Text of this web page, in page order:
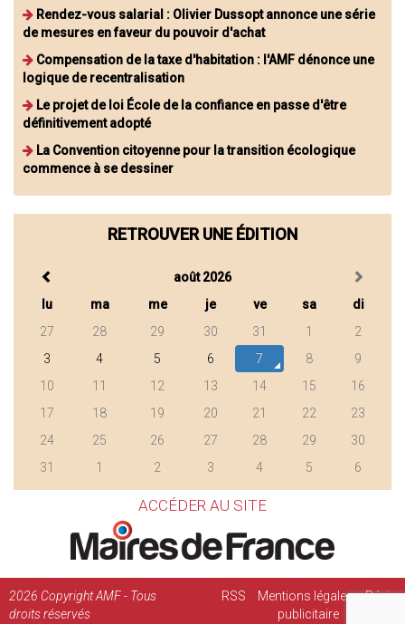
Rendez-vous salarial : Olivier Dussopt annonce une série
de mesures en faveur du pouvoir d'achat
Compensation de la taxe d'habitation : l'AMF dénonce une
logique de recentralisation
Le projet de loi École de la confiance en passe d'être
définitivement adopté
La Convention citoyenne pour la transition écologique
commence à se dessiner
RETROUVER UNE ÉDITION
août 2026
lu
ma me je ve sa
di
27
28 29 30 31 1
2
3
4 5 6 7 8
9
10
11 12 13 14 15
16
17
18 19 20 21 22
23
24
25 26 27 28 29
30
31
1 2 3 4 5 6
ACCÉDER AU SITE
2026 Copyright AMF - Tous
droits réservés
RSS Mentions légales
Régie
publicitaire